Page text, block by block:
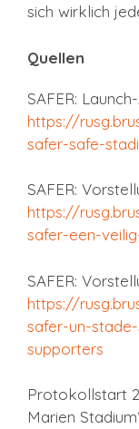
sich wirklich
Quellen
SAFER:
https://
safer-safe-
SAFER:
https://
safer-een-
SAFER:
https://
safer-un-
supporters
Protokollstart
Marien